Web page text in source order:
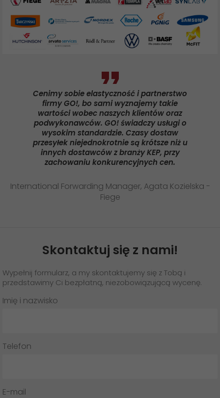
Cenimy sobie elastyczność i partnerstwo
firmy GO!, bo sami wyznajemy takie
wartości wobec naszych klientów oraz
podwykonawców. GO! świadczy usługi o
wysokim standardzie. Czasy dostaw
przesyłek niejednokrotnie są krótsze niż u
innych dostawców z branży KEP, przy
zachowaniu konkurencyjnych cen.
International Forwarding Manager, Agata Kozielska -
Fiege
Skontaktuj się z nami!
Wypełnij formularz, a my skontaktujemy się z Tobą i
przedstawimy Ci bezpłatną, niezobowiązującą wycenę.
Imię i nazwisko
Telefon
E-mail